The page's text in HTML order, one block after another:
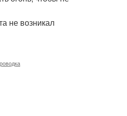
не возникал